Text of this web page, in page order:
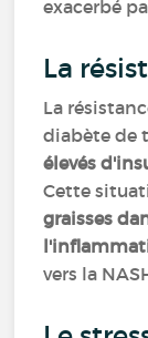
exacerbé
La
La
diabète de
élevés
Cette
graisses
vers la